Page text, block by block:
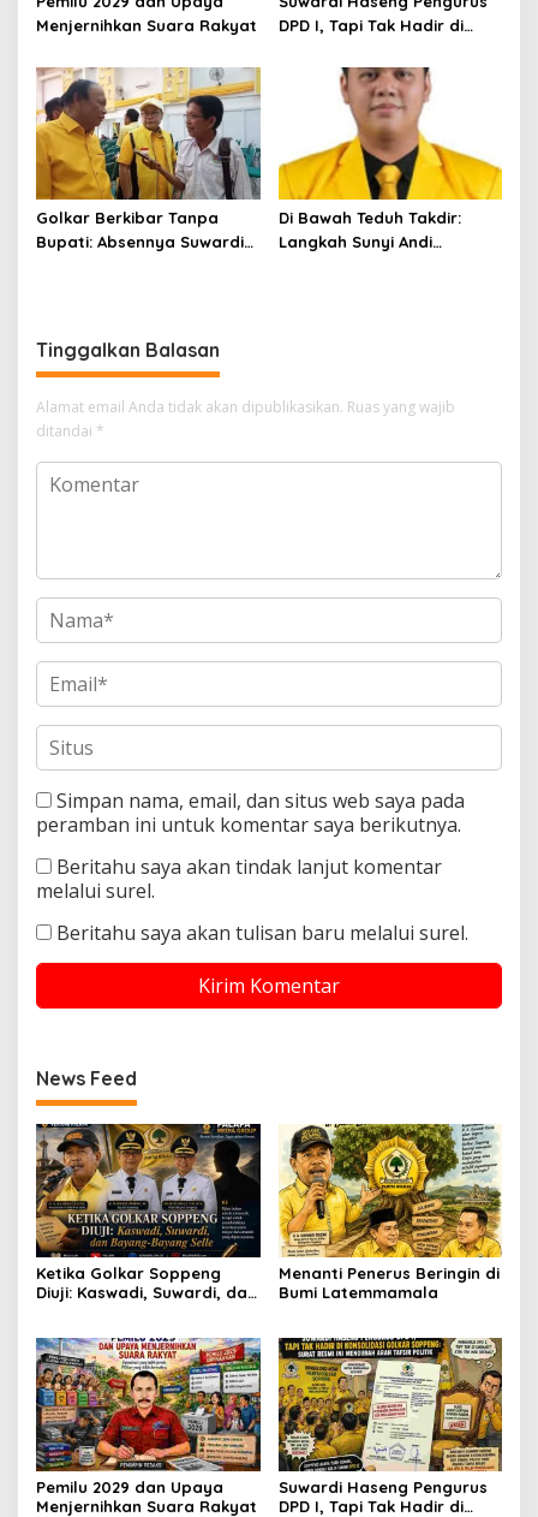
Menjernihkan Suara Rakyat
DPD I, Tapi Tak Hadir di
Soppeng: Surat Resmi Ini
Mengubah Arah Tafsir
Golkar Berkibar Tanpa
Bupati: Absennya Suwardi
Di Bawah Teduh Takdir:
Langkah Sunyi Andi
Tinggalkan Balasan
Alamat email Anda tidak akan dipublikasikan. Ruas yang wajib
ditandai *
Simpan nama, email, dan situs web saya pada
peramban ini untuk komentar saya berikutnya.
Beritahu saya akan tindak lanjut komentar
melalui surel.
Beritahu saya akan tulisan baru melalui surel.
News Feed
Ketika Golkar Soppeng
Diuji: Kaswadi, Suwardi, dan
Menanti Penerus Beringin di
Bumi Latemmamala
Pemilu 2029 dan Upaya
Menjernihkan Suara Rakyat
Suwardi Haseng Pengurus
DPD I, Tapi Tak Hadir di